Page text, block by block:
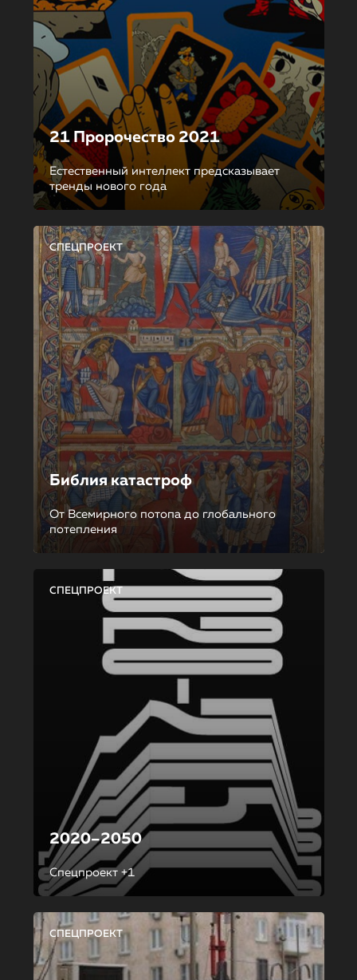
21 Пророчество 2021
Естественный интеллект предсказывает
тренды нового года
СПЕЦПРОЕКТ
Библия катастроф
От Всемирного потопа до глобального
потепления
СПЕЦПРОЕКТ
2020–2050
Спецпроект +1
СПЕЦПРОЕКТ